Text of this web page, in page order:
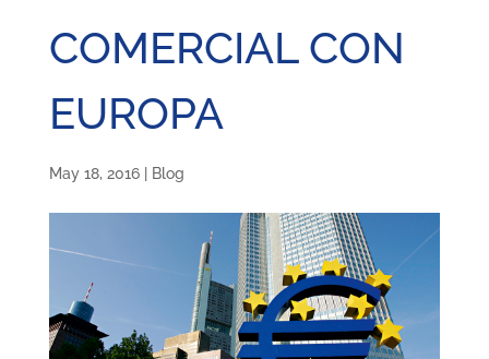
COMERCIAL CON
EUROPA
May 18, 2016| Blog